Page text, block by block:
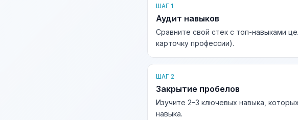
ШАГ 1
Аудит навыков
Сравните свой стек с топ-навыками
карточку профессии).
ШАГ 2
Закрытие пробелов
Изучите 2–3 ключевых навыка,
навыка.